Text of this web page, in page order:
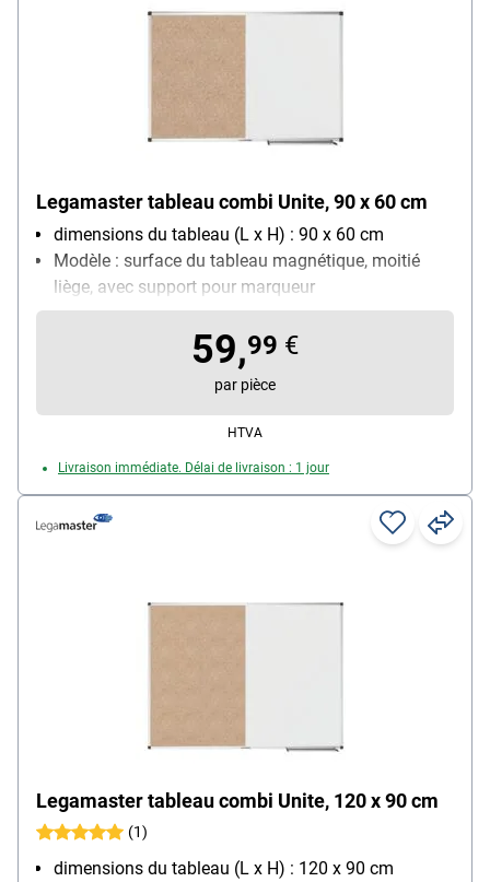
Legamaster tableau combi Unite, 90 x 60 cm
dimensions du tableau (L x H) : 90 x 60 cm
Modèle : surface du tableau magnétique, moitié
liège, avec support pour marqueur
modulaire extensible (O/N) : Non
Tableau aimanté (O/N) : Oui
Avec porte-marqueurs : Oui
59,99 €
par pièce
HTVA
Livraison immédiate. Délai de livraison : 1 jour
Legamaster tableau combi Unite, 120 x 90 cm
(1)
dimensions du tableau (L x H) : 120 x 90 cm